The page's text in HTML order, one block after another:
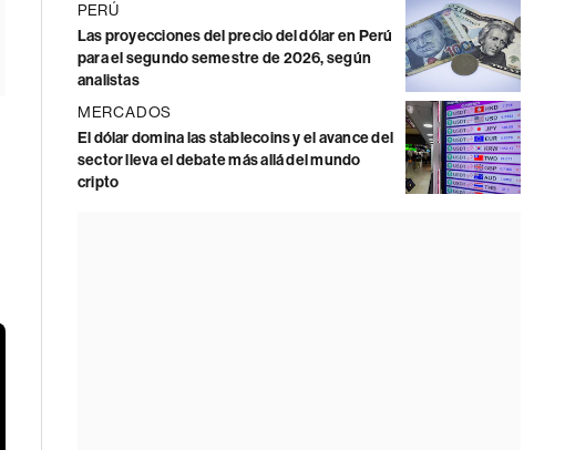
PERÚ
Las proyecciones del precio del dólar en Perú
para el segundo semestre de 2026, según
analistas
MERCADOS
El dólar domina las stablecoins y el avance del
sector lleva el debate más allá del mundo
cripto